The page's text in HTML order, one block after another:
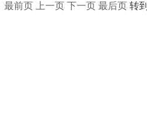
最前页 上一页 下一页 最后页转到